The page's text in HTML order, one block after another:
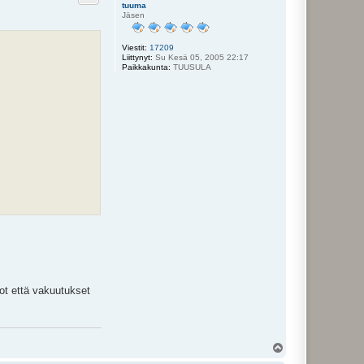
tuuma
Jäsen
Viestit: 17209
Liittynyt: Su Kesä 05, 2005 22:17
Paikkakunta: TUUSULA
että vakuutukset